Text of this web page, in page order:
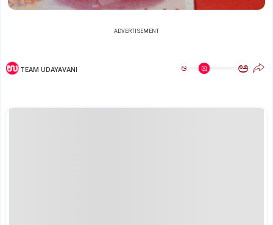
ADVERTISEMENT
TEAM UDAYAVANI ಅ ಅ